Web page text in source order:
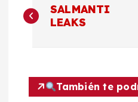
a
e
SALMANTI
LEAKS
También te